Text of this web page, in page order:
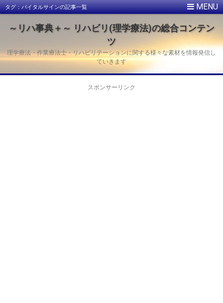
タグ：バイタルサインの記事一覧
～リハ事典＋～ リハビリ(理学療法)の総合コンテン
ツ
理学療法・作業療法士・リハビリテーションに関する様々な素材を情報発信し
ていきます
スポンサーリンク